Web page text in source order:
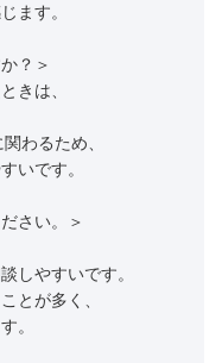
ます。
？＞
きは、
わるため、
いです。
さい。＞
しやすいです。
とが多く、
。